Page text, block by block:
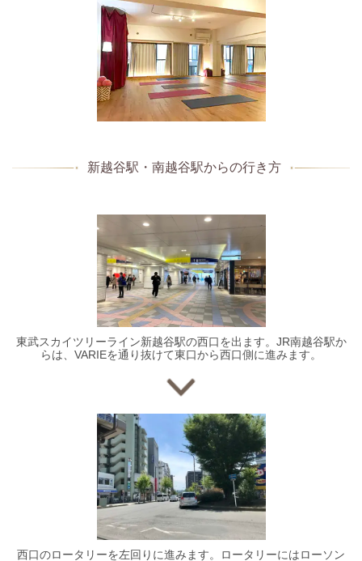
新越谷駅・南越谷駅からの行き方
東武スカイツリーライン新越谷駅の西口を出ます。JR南越谷駅か
らは、VARIEを通り抜けて東口から西口側に進みます。
西口のロータリーを左回りに進みます。ロータリーにはローソン